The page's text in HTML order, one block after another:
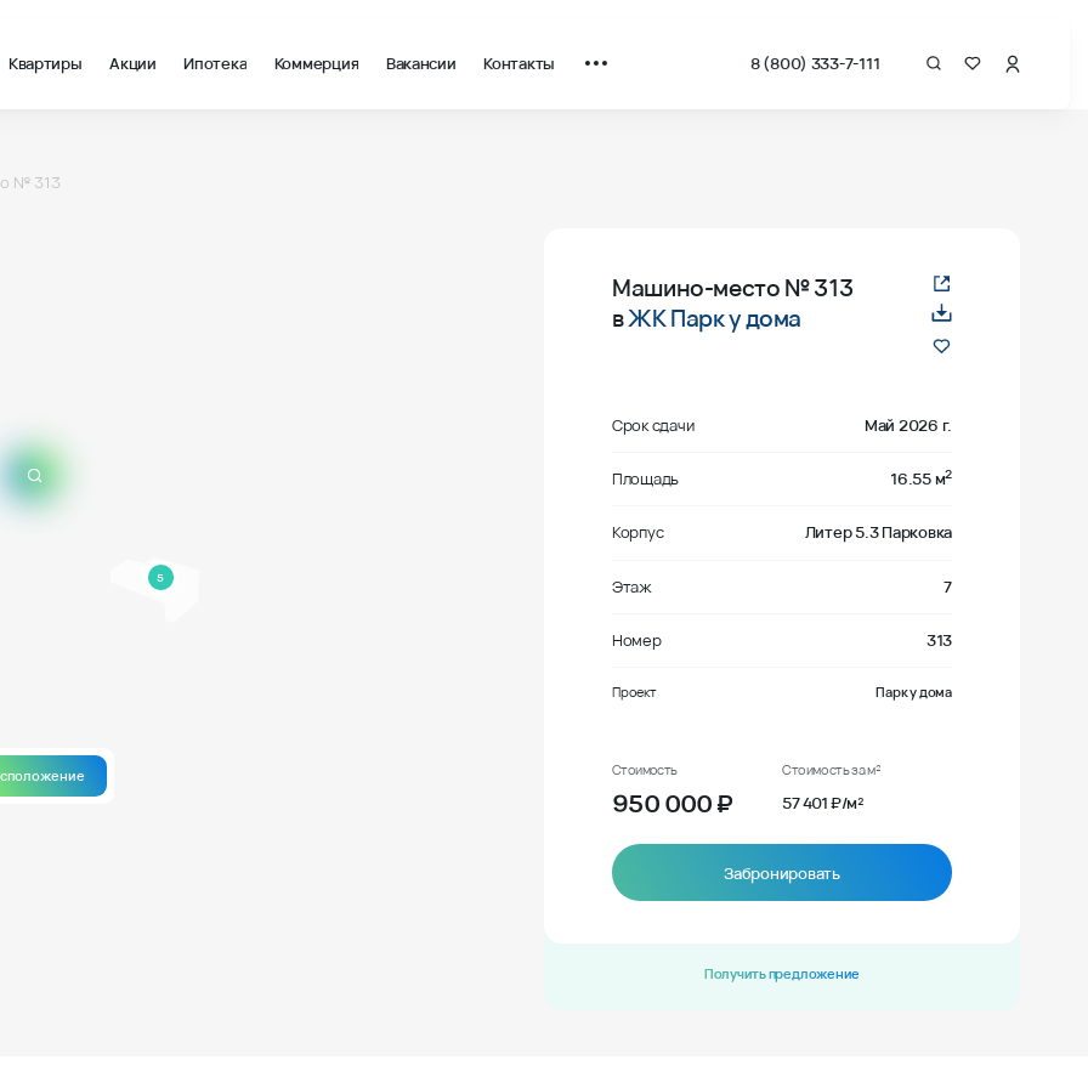
Квартиры Акции Ипотека Коммерция Вакансии Контакты 8 (800) 333-7-111
№ 313
5
Машино-место№ 313
вЖК Парк у дома
Срок сдачи Май 2026 г.
Площадь 16.55 м2
Корпус Литер 5.3 Парковка
Этаж 7
Номер 313
Проект Парк у дома
Стоимость
950 000₽
Стоимость за м²
57 401 ₽/м²
Забронировать
Получить предложение